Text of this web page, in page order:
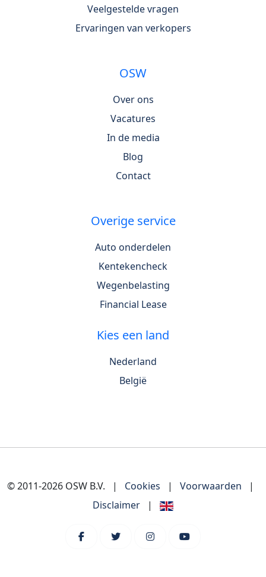
Veelgestelde vragen
Ervaringen van verkopers
OSW
Over ons
Vacatures
In de media
Blog
Contact
Overige service
Auto onderdelen
Kentekencheck
Wegenbelasting
Financial Lease
Kies een land
Nederland
België
© 2011-2026 OSW B.V. | Cookies | Voorwaarden
|
Disclaimer
|